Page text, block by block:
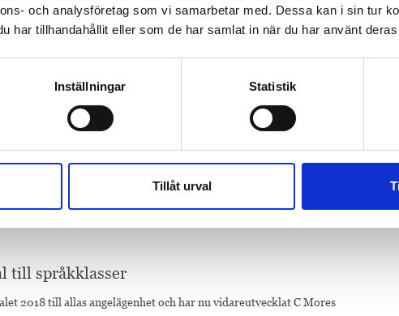
och analysföretag som vi samarbetar med. Dessa kan i sin tur
har tillhandahållit eller som de har samlat in när du har använt
Inställningar Statistik
Tillåt urval
fått det hela att gå plus redan första
nästa år med flera evenemang och ett
och bilder här.
till språkklasser
2018 till allas angelägenhet och har nu vidareutvecklat C Mores